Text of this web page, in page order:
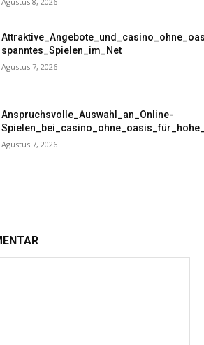
spanntes_Spielen_im_Net
Agustus 7, 2026
Anspruchsvolle_Auswahl_an_Online-
Agustus 7, 2026